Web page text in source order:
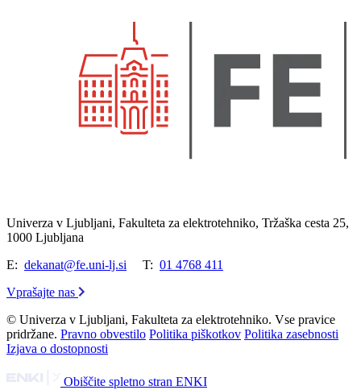
Univerza v Ljubljani, Fakulteta za elektrotehniko, Tržaška cesta 25,
1000 Ljubljana
E: dekanat@fe.uni-lj.si T: 01 4768 411
Vprašajte nas
© Univerza v Ljubljani, Fakulteta za elektrotehniko. Vse pravice
pridržane. Pravno obvestilo Politika piškotkov Politika zasebnosti
Izjava o dostopnosti
Obiščite spletno stran ENKI